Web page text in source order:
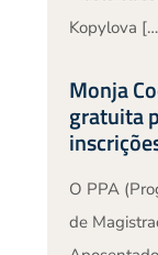
Kopylova
Monja
gratuita
O PPA
de